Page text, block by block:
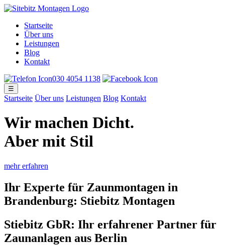
Startseite
Über uns
Leistungen
Blog
Kontakt
030 4054 1138
☰
Startseite Über uns Leistungen Blog Kontakt
Wir machen Dicht.
Aber mit Stil
mehr erfahren
Ihr Experte für Zaunmontagen in
Brandenburg: Stiebitz Montagen
Stiebitz GbR: Ihr erfahrener Partner für
Zaunanlagen aus Berlin